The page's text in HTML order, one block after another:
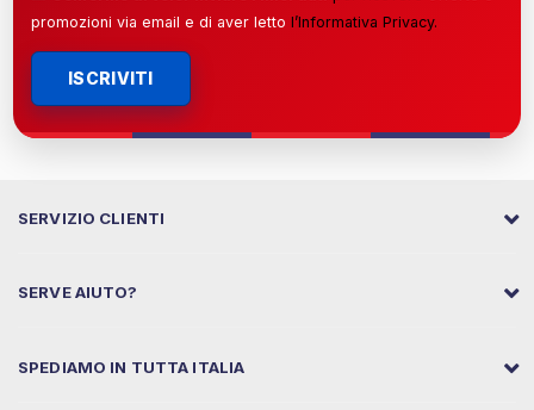
promozioni via email e di aver letto l’Informativa Privacy.
ISCRIVITI
SERVIZIO CLIENTI
SERVE AIUTO?
SPEDIAMO IN TUTTA ITALIA